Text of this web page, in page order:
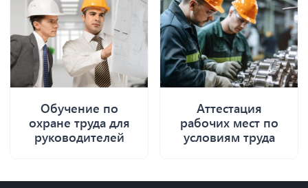
Обучение по
охране труда для
руководителей
Аттестация
рабочих мест по
условиям труда